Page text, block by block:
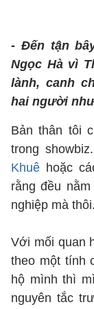
- Đến tận
Ngọc Hà vì
lành, canh
hai người
Bản thân tôi
trong
Khuê hoặc
rằng đều
nghiệp mà thôi.
Với mối quan
theo một tính
hộ mình thì
nguyên tắc